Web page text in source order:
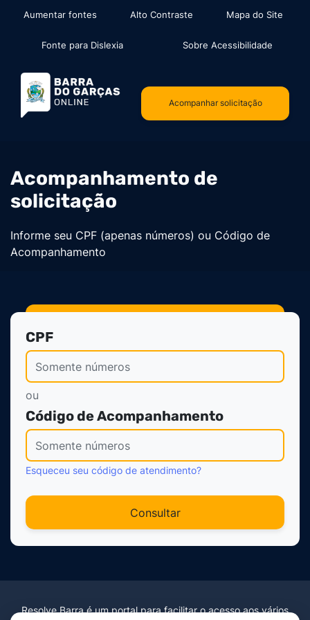
Seção de atalhos e links de
Ir para o conteúdo [alt+1]
Ir para a busca [alt+3]
Aumentar fontes Alto Contraste Mapa do Site
Fonte para Dislexia Sobre Acessibilidade
Seção do Topo
Acompanhar solicitação
Vinheta
Acompanhamento de
solicitação
Informe seu CPF (apenas números) ou Código de
Acompanhamento
Formulário de
CPF
ou
Código de Acompanhamento
Esqueceu seu código de atendimento?
Consultar
Resolve Barra é um portal para facilitar o acesso aos vários